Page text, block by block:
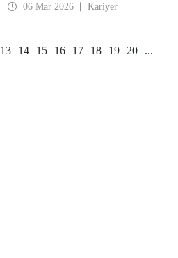
06 Mar 2026 Kariyer
13 14 15 16 17 18 19 20 ...